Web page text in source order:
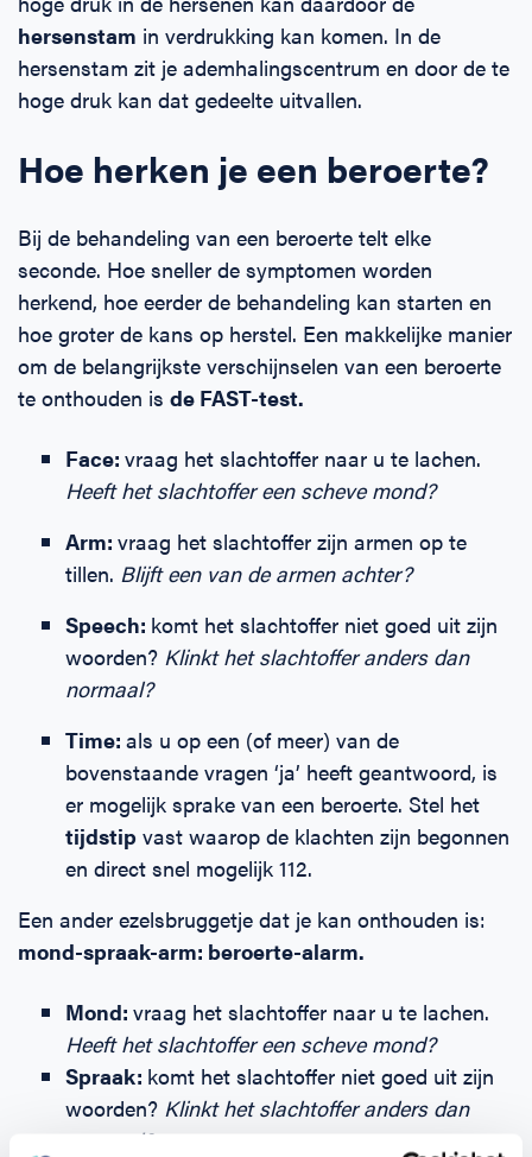
hersenstam in verdrukking kan komen. In de
hersenstam zit je ademhalingscentrum en door de te
hoge druk kan dat gedeelte uitvallen.
Hoe herken je een beroerte?
Bij de behandeling van een beroerte telt elke
seconde. Hoe sneller de symptomen worden
herkend, hoe eerder de behandeling kan starten en
hoe groter de kans op herstel. Een makkelijke manier
om de belangrijkste verschijnselen van een beroerte
te onthouden is de FAST-test.
Face: vraag het slachtoffer naar u te lachen.
Heeft het slachtoffer een scheve mond?
Arm: vraag het slachtoffer zijn armen op te
tillen. Blijft een van de armen achter?
Speech: komt het slachtoffer niet goed uit zijn
woorden? Klinkt het slachtoffer anders dan
normaal?
Time: als u op een (of meer) van de
bovenstaande vragen ‘ja’ heeft geantwoord, is
er mogelijk sprake van een beroerte. Stel het
tijdstip vast waarop de klachten zijn begonnen
en direct snel mogelijk 112.
Een ander ezelsbruggetje dat je kan onthouden is:
mond-spraak-arm: beroerte-alarm.
Mond: vraag het slachtoffer naar u te lachen.
Heeft het slachtoffer een scheve mond?
Spraak: komt het slachtoffer niet goed uit zijn
woorden? Klinkt het slachtoffer anders dan
normaal?